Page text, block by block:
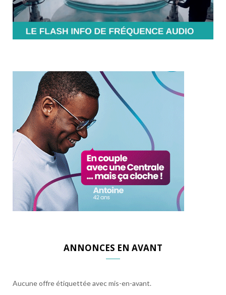
ANNONCES EN AVANT
Aucune offre étiquettée avec mis-en-avant.